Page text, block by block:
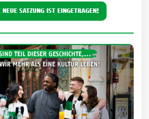
NEUE SATZUNG IST EINGETRAGEN!